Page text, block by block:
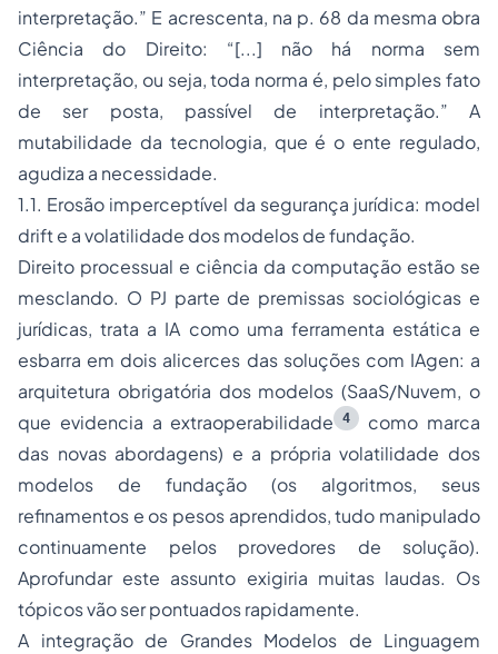
interpretação.” E acrescenta, na p. 68 da mesma obra
Ciência do Direito: “[...] não há norma sem
interpretação, ou seja, toda norma é, pelo simples fato
de ser posta, passível de interpretação.” A
mutabilidade da tecnologia, que é o ente regulado,
agudiza a necessidade.
1.1. Erosão imperceptível da segurança jurídica: model
drifte a volatilidade dos modelos de fundação.
Direito processual e ciência da computação estão se
mesclando. O PJ parte de premissas sociológicas e
jurídicas, trata a IA como uma ferramenta estática e
esbarra em dois alicerces das soluções com IAgen: a
arquitetura obrigatória dos modelos (SaaS/Nuvem, o
que evidencia a extraoperabilidade 4
como marca
das novas abordagens) e a própria volatilidade dos
modelos de fundação (os algoritmos, seus
refinamentos e os pesos aprendidos, tudo manipulado
continuamente pelos provedores de solução).
Aprofundar este assunto exigiria muitas laudas. Os
tópicos vão ser pontuados rapidamente.
A integração de Grandes Modelos de Linguagem